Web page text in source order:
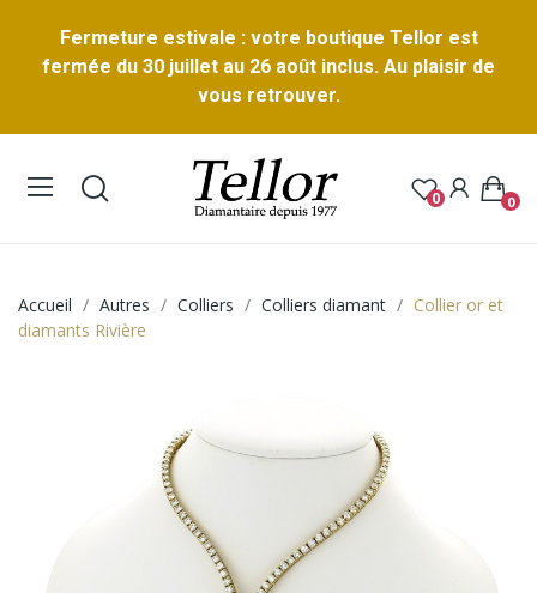
Fermeture estivale : votre boutique Tellor est
fermée du 30 juillet au 26 août inclus. Au plaisir de
vous retrouver.
0 0
Accueil Autres Colliers Colliers diamant
Collier or et
diamants Rivière